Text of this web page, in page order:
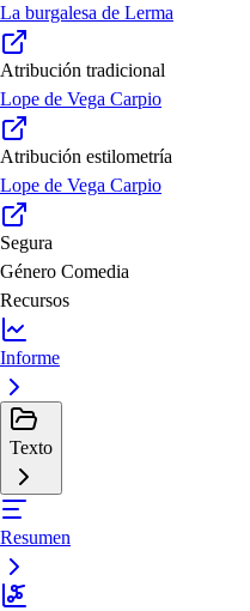
La burgalesa de Lerma
Atribución tradicional
Lope de Vega Carpio
Atribución estilometría
Lope de Vega Carpio
Segura
Género Comedia
Recursos
Informe
Texto
Resumen